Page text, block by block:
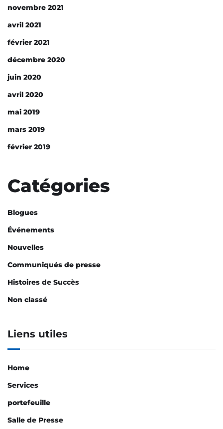
novembre 2021
avril 2021
février 2021
décembre 2020
juin 2020
avril 2020
mai 2019
mars 2019
février 2019
Catégories
Blogues
Événements
Nouvelles
Communiqués de presse
Histoires de Succès
Non classé
Liens utiles
Home
Services
portefeuille
Salle de Presse